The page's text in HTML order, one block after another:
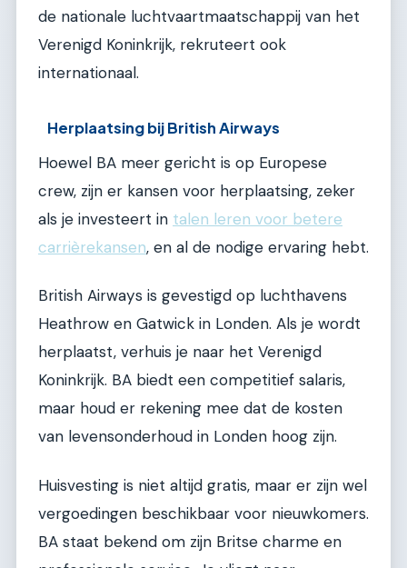
de nationale luchtvaartmaatschappij van het
Verenigd Koninkrijk, rekruteert ook
internationaal.
Herplaatsing bij British Airways
Hoewel BA meer gericht is op Europese
crew, zijn er kansen voor herplaatsing, zeker
als je investeert in talen leren voor betere
carrièrekansen, en al de nodige ervaring hebt.
British Airways is gevestigd op luchthavens
Heathrow en Gatwick in Londen. Als je wordt
herplaatst, verhuis je naar het Verenigd
Koninkrijk. BA biedt een competitief salaris,
maar houd er rekening mee dat de kosten
van levensonderhoud in Londen hoog zijn.
Huisvesting is niet altijd gratis, maar er zijn wel
vergoedingen beschikbaar voor nieuwkomers.
BA staat bekend om zijn Britse charme en